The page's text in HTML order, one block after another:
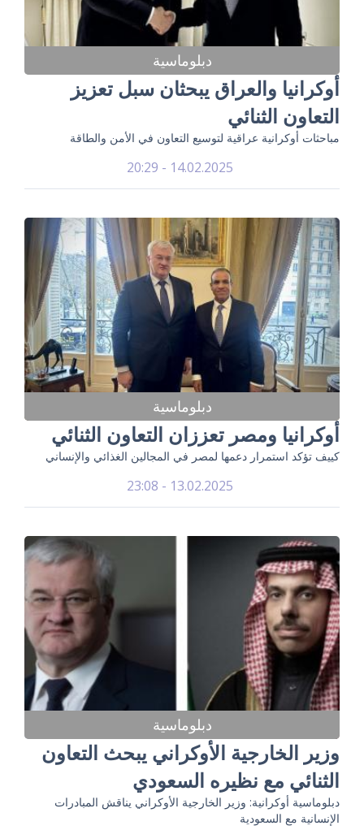
دبلوماسية
أوكرانيا والعراق يبحثان سبل تعزيز
التعاون الثنائي
مباحثات أوكرانية عراقية لتوسيع التعاون في الأمن والطاقة
14.02.2025 - 20:29
دبلوماسية
أوكرانيا ومصر تعززان التعاون الثنائي
كييف تؤكد استمرار دعمها لمصر في المجالين الغذائي والإنساني
13.02.2025 - 23:08
دبلوماسية
وزير الخارجية الأوكراني يبحث التعاون
الثنائي مع نظيره السعودي
دبلوماسية أوكرانية: وزير الخارجية الأوكراني يناقش المبادرات
الإنسانية مع السعودية